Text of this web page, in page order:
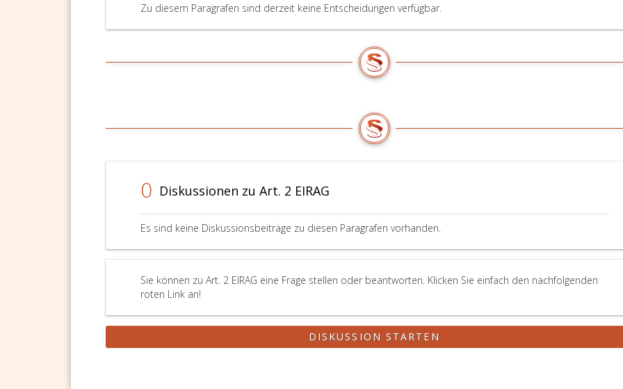
Zu diesem Paragrafen sind derzeit keine Entscheidungen verfügbar.
0 Diskussionen zu Art. 2 EIRAG
Es sind keine Diskussionsbeiträge zu diesen Paragrafen vorhanden.
Sie können zu Art. 2 EIRAG eine Frage stellen oder beantworten. Klicken Sie einfach den nachfolgenden
roten Link an!
DISKUSSION STARTEN